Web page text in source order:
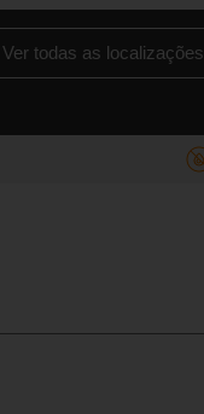
Ver todas as localizações